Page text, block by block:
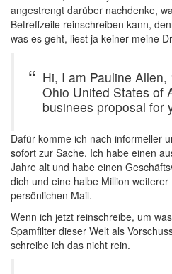
angestrengt darüber nachdenke,
Betreffzeile reinschreiben kann,
was es geht, liest ja keiner meine
Hi, I am Pauline
Ohio United States of
businees proposal for
Dafür komme ich nach informeller
sofort zur Sache. Ich habe einen
Jahre alt und habe einen
dich und eine halbe Million
persönlichen Mail.
Wenn ich jetzt reinschreibe, um
Spamfilter dieser Welt als
schreibe ich das nicht rein.